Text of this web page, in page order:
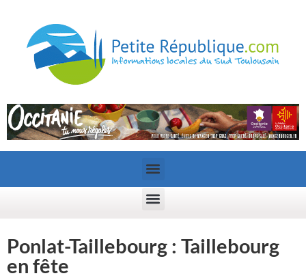
Ponlat-Taillebourg : Taillebourg
en fête